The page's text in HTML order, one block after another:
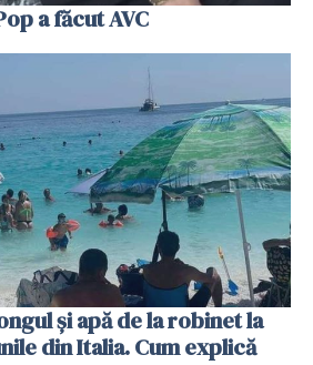
a făcut AVC
și apă de la robinet la
din Italia. Cum explică